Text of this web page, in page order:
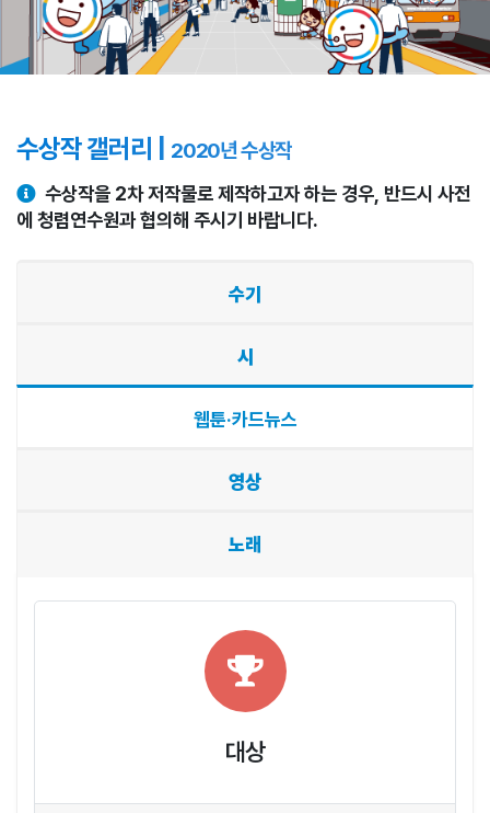
수상작 갤러리 | 2020년 수상작
수상작을 2차 저작물로 제작하고자 하는 경우, 반드시 사전
에 청렴연수원과 협의해 주시기 바랍니다.
수기
시
웹툰·카드뉴스
영상
노래
대상